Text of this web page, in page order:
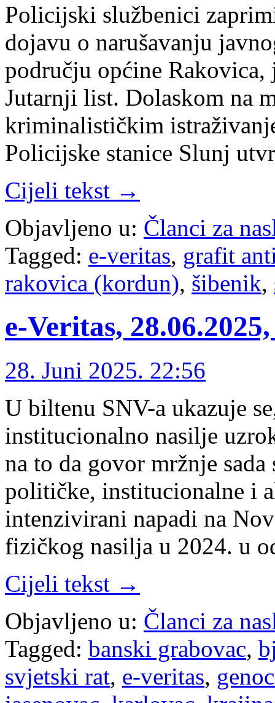
Policijski službenici
dojavu o narušavanju
području općine
Jutarnji list. Dolaskom na
kriminalističkim
Policijske stanice Slunj
Cijeli tekst →
Objavljeno u: Članci za
Tagged: e-veritas, grafit
rakovica (kordun), šibenik,
e-Veritas,
28. Juni 2025. 22:56
U biltenu SNV-a ukazuje
institucionalno nasilje
na to da govor mržnje
političke, institucionalne i
intenzivirani napadi na
fizičkog nasilja u 2024. u
Cijeli tekst →
Objavljeno u: Članci za
Tagged: banski grabovac,
svjetski rat, e-veritas,